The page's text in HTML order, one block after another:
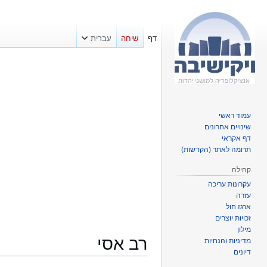
רב אסי
דף שיחה עברית
עמוד ראשי
שינויים אחרונים
דף אקראי
תרומה לאתר (הקדשות)
קהילה
עקרונות עריכה
עזרה
ארגז חול
זכויות יוצרים
מילון
מדיניות והנחיות
דיונים